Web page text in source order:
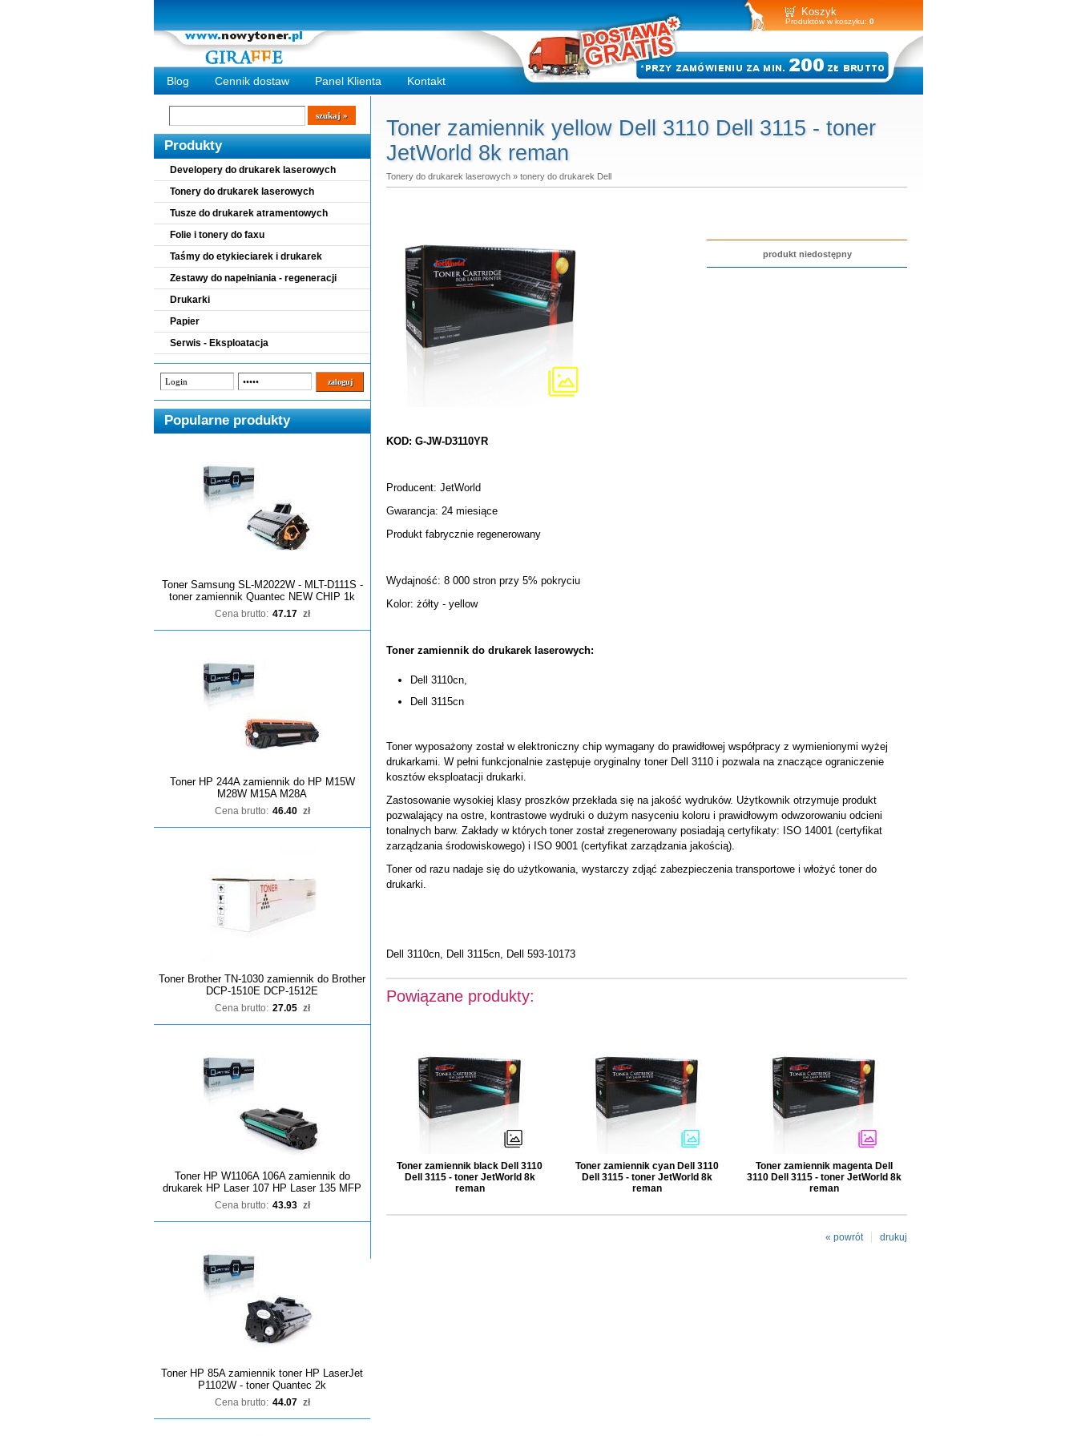
Koszyk
Produktów w koszyku: 0
Blog Cennik dostaw Panel Klienta Kontakt
Wyszukiwarka
szukaj
Produkty
Developery do drukarek laserowych
Tonery do drukarek laserowych
Tusze do drukarek atramentowych
Folie i tonery do faxu
Taśmy do etykieciarek i drukarek
Zestawy do napełniania - regeneracji
Drukarki
Papier
Serwis - Eksploatacja
Popularne produkty
Toner Samsung SL-M2022W - MLT-D111S -
toner zamiennik Quantec NEW CHIP 1k
Cena brutto: 47.17 zł
Toner HP 244A zamiennik do HP M15W
M28W M15A M28A
Cena brutto: 46.40 zł
Toner Brother TN-1030 zamiennik do Brother
DCP-1510E DCP-1512E
Cena brutto: 27.05 zł
Toner HP W1106A 106A zamiennik do
drukarek HP Laser 107 HP Laser 135 MFP
Cena brutto: 43.93 zł
Toner HP 85A zamiennik toner HP LaserJet
P1102W - toner Quantec 2k
Cena brutto: 44.07 zł
Toner zamiennik yellow Dell 3110 Dell 3115 - toner
JetWorld 8k reman
Tonery do drukarek laserowych » tonery do drukarek Dell
produkt niedostępny
KOD: G-JW-D3110YR
Producent: JetWorld
Gwarancja: 24 miesiące
Produkt fabrycznie regenerowany
Wydajność: 8 000 stron przy 5% pokryciu
Kolor: żółty - yellow
Toner zamiennik do drukarek laserowych:
Dell 3110cn,
Dell 3115cn
Toner wyposażony został w elektroniczny chip wymagany do prawidłowej współpracy z wymienionymi wyżej
drukarkami. W pełni funkcjonalnie zastępuje oryginalny toner Dell 3110 i pozwala na znaczące ograniczenie
kosztów eksploatacji drukarki.
Zastosowanie wysokiej klasy proszków przekłada się na jakość wydruków. Użytkownik otrzymuje produkt
pozwalający na ostre, kontrastowe wydruki o dużym nasyceniu koloru i prawidłowym odwzorowaniu odcieni
tonalnych barw. Zakłady w których toner został zregenerowany posiadają certyfikaty: ISO 14001 (certyfikat
zarządzania środowiskowego) i ISO 9001 (certyfikat zarządzania jakością).
Toner od razu nadaje się do użytkowania, wystarczy zdjąć zabezpieczenia transportowe i włożyć toner do
drukarki.
Dell 3110cn, Dell 3115cn, Dell 593-10173
Powiązane produkty:
Toner zamiennik black Dell 3110
Dell 3115 - toner JetWorld 8k
reman
Toner zamiennik cyan Dell 3110
Dell 3115 - toner JetWorld 8k
reman
Toner zamiennik magenta Dell
3110 Dell 3115 - toner JetWorld 8k
reman
drukuj
« powrót